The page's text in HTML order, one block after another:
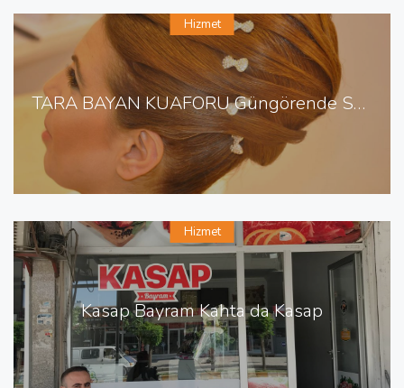
TARA BAYAN KUAFÖRÜ Güngörende Saç Yapımı
Hizmet
Kasap Bayram Kahta da Kasap
Hizmet